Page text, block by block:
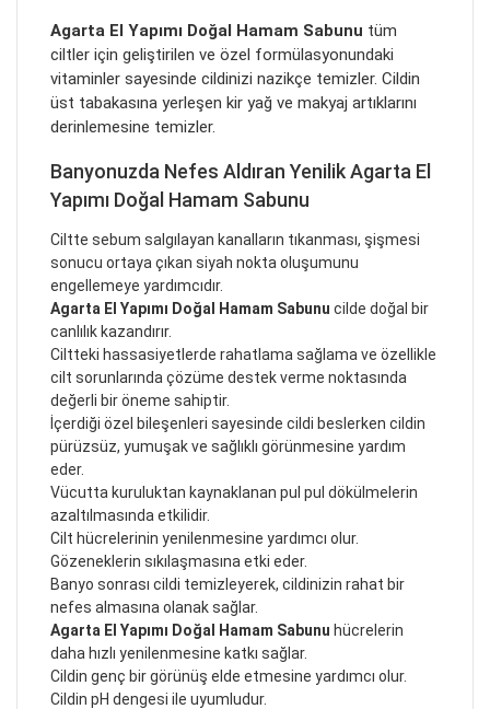
Agarta El Yapımı Doğal Hamam Sabunu tüm
ciltler için geliştirilen ve özel formülasyonundaki
vitaminler sayesinde cildinizi nazikçe temizler. Cildin
üst tabakasına yerleşen kir yağ ve makyaj artıklarını
derinlemesine temizler.
Banyonuzda Nefes Aldıran Yenilik Agarta El
Yapımı Doğal Hamam Sabunu
Ciltte sebum salgılayan kanalların tıkanması, şişmesi
sonucu ortaya çıkan siyah nokta oluşumunu
engellemeye yardımcıdır.
Agarta El Yapımı Doğal Hamam Sabunu cilde doğal bir
canlılık kazandırır.
Ciltteki hassasiyetlerde rahatlama sağlama ve özellikle
cilt sorunlarında çözüme destek verme noktasında
değerli bir öneme sahiptir.
İçerdiği özel bileşenleri sayesinde cildi beslerken cildin
pürüzsüz, yumuşak ve sağlıklı görünmesine yardım
eder.
Vücutta kuruluktan kaynaklanan pul pul dökülmelerin
azaltılmasında etkilidir.
Cilt hücrelerinin yenilenmesine yardımcı olur.
Gözeneklerin sıkılaşmasına etki eder.
Banyo sonrası cildi temizleyerek, cildinizin rahat bir
nefes almasına olanak sağlar.
Agarta El Yapımı Doğal Hamam Sabunu hücrelerin
daha hızlı yenilenmesine katkı sağlar.
Cildin genç bir görünüş elde etmesine yardımcı olur.
Cildin pH dengesi ile uyumludur.